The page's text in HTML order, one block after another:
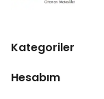
Kategoriler
Hesabım